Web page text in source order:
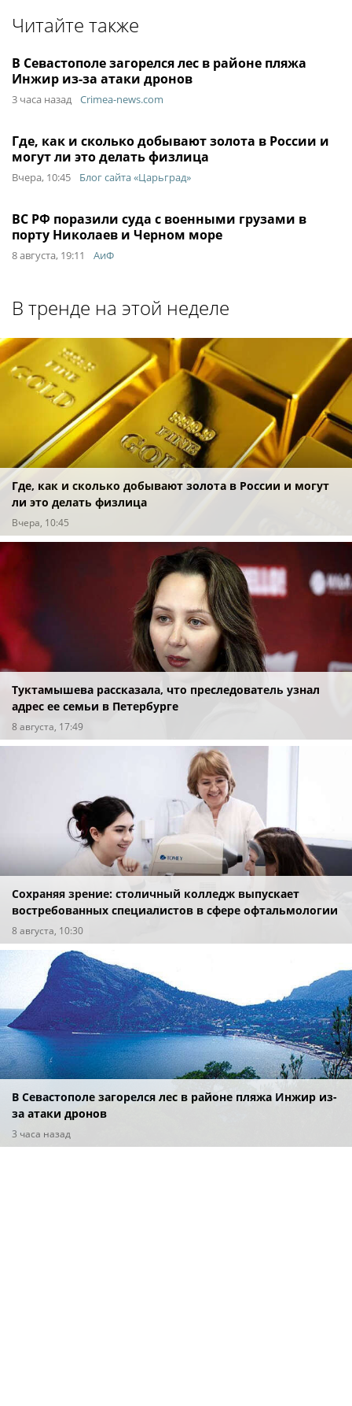
Читайте также
В Севастополе загорелся лес в районе пляжа
Инжир из-за атаки дронов
3 часа назад Crimea-news.com
Где, как и сколько добывают золота в России и
могут ли это делать физлица
Вчера, 10:45 Блог сайта «Царьград»
ВС РФ поразили суда с военными грузами в
порту Николаев и Черном море
8 августа, 19:11 АиФ
В тренде на этой неделе
Где, как и сколько добывают золота в России и могут
ли это делать физлица
Вчера, 10:45
Туктамышева рассказала, что преследователь узнал
адрес ее семьи в Петербурге
8 августа, 17:49
Сохраняя зрение: столичный колледж выпускает
востребованных специалистов в сфере офтальмологии
8 августа, 10:30
В Севастополе загорелся лес в районе пляжа Инжир из-
за атаки дронов
3 часа назад